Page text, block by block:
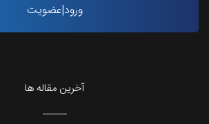
ورود|عضویت
آخرین مقاله ها